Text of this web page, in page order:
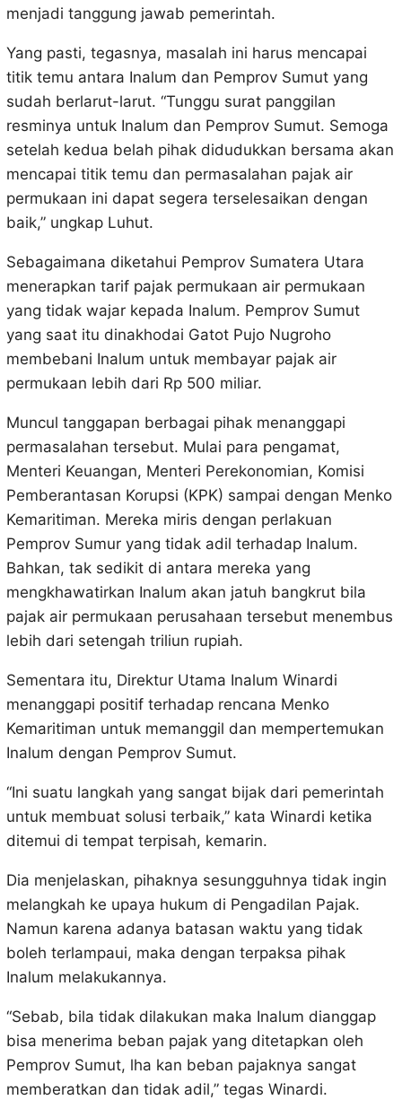
menjadi tanggung jawab pemerintah.
Yang pasti, tegasnya, masalah ini harus mencapai
titik temu antara Inalum dan Pemprov Sumut yang
sudah berlarut-larut. “Tunggu surat panggilan
resminya untuk Inalum dan Pemprov Sumut. Semoga
setelah kedua belah pihak didudukkan bersama akan
mencapai titik temu dan permasalahan pajak air
permukaan ini dapat segera terselesaikan dengan
baik,” ungkap Luhut.
Sebagaimana diketahui Pemprov Sumatera Utara
menerapkan tarif pajak permukaan air permukaan
yang tidak wajar kepada Inalum. Pemprov Sumut
yang saat itu dinakhodai Gatot Pujo Nugroho
membebani Inalum untuk membayar pajak air
permukaan lebih dari Rp 500 miliar.
Muncul tanggapan berbagai pihak menanggapi
permasalahan tersebut. Mulai para pengamat,
Menteri Keuangan, Menteri Perekonomian, Komisi
Pemberantasan Korupsi (KPK) sampai dengan Menko
Kemaritiman. Mereka miris dengan perlakuan
Pemprov Sumur yang tidak adil terhadap Inalum.
Bahkan, tak sedikit di antara mereka yang
mengkhawatirkan Inalum akan jatuh bangkrut bila
pajak air permukaan perusahaan tersebut menembus
lebih dari setengah triliun rupiah.
Sementara itu, Direktur Utama Inalum Winardi
menanggapi positif terhadap rencana Menko
Kemaritiman untuk memanggil dan mempertemukan
Inalum dengan Pemprov Sumut.
“Ini suatu langkah yang sangat bijak dari pemerintah
untuk membuat solusi terbaik,” kata Winardi ketika
ditemui di tempat terpisah, kemarin.
Dia menjelaskan, pihaknya sesungguhnya tidak ingin
melangkah ke upaya hukum di Pengadilan Pajak.
Namun karena adanya batasan waktu yang tidak
boleh terlampaui, maka dengan terpaksa pihak
Inalum melakukannya.
“Sebab, bila tidak dilakukan maka Inalum dianggap
bisa menerima beban pajak yang ditetapkan oleh
Pemprov Sumut, lha kan beban pajaknya sangat
memberatkan dan tidak adil,” tegas Winardi.